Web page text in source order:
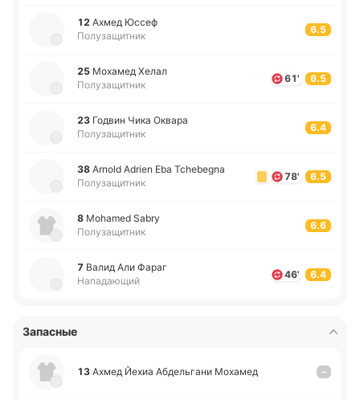
12 Ахмед Юссеф
Полузащитник
6.5
25 Мо­ха­мед Хелал
Полузащитник
61' 6.5
23 Годвин Чика Оквара
Полузащитник
6.4
38 Arnold Adrien Eba Tchebegna
Полузащитник
78' 6.5
8 Mohamed Sabry
Полузащитник
6.6
7 Валид Али Фараг
Нападающий
46' 6.4
Запасные
13 Ахмед Йехиа Абде­льга­ни Мо­ха­мед –